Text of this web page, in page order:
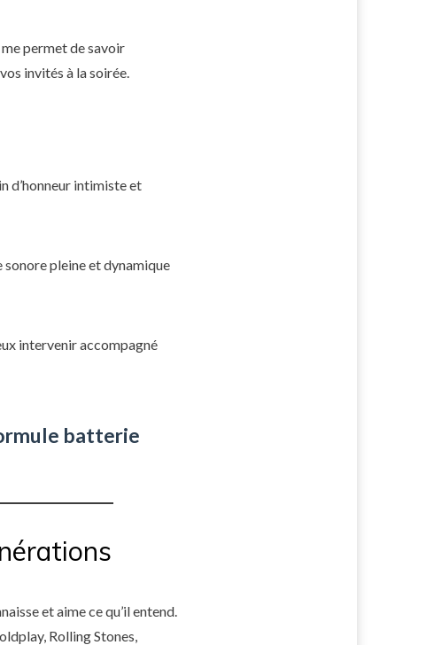
permet de savoir
invités à la soirée.
d’honneur intimiste et
pleine et dynamique
intervenir accompagné
batterie
et aime ce qu’il entend.
Rolling Stones,